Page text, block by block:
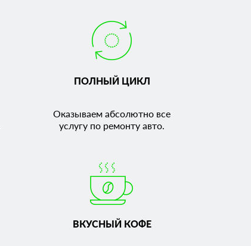
ПОЛНЫЙ ЦИКЛ
Оказываем абсолютно все
услугу по ремонту авто.
ВКУСНЫЙ КОФЕ